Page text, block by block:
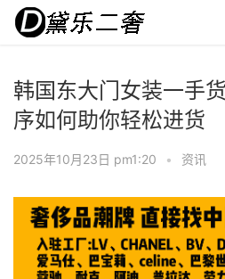
韩国东大门女装一手
序如何助你轻松进货
2025年10月23日 pm1:20 • 资讯